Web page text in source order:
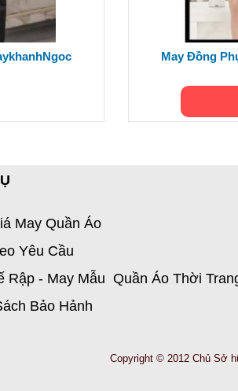
May Đồng
May Quần Áo
Yêu Cầu
Rập - May Mẫu Quần Áo Thời
Bảo Hảnh
Copyright © 2012 Chủ Sở